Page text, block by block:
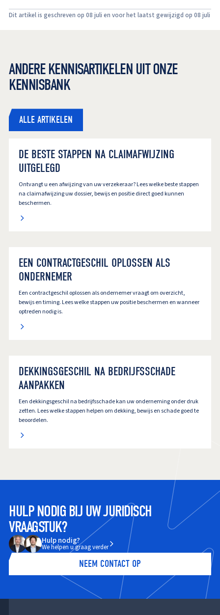
Dit artikel is geschreven op 08 juli en voor het laatst gewijzigd op 08 juli
ANDERE KENNISARTIKELEN UIT ONZE
KENNISBANK
ALLE ARTIKELEN
DE BESTE STAPPEN NA CLAIMAFWIJZING
UITGELEGD
Ontvangt u een afwijzing van uw verzekeraar? Lees welke beste stappen
na claimafwijzing uw dossier, bewijs en positie direct goed kunnen
beschermen.
EEN CONTRACTGESCHIL OPLOSSEN ALS
ONDERNEMER
Een contractgeschil oplossen als ondernemer vraagt om overzicht,
bewijs en timing. Lees welke stappen uw positie beschermen en wanneer
optreden nodig is.
DEKKINGSGESCHIL NA BEDRIJFSSCHADE
AANPAKKEN
Een dekkingsgeschil na bedrijfsschade kan uw onderneming onder druk
zetten. Lees welke stappen helpen om dekking, bewijs en schade goed te
beoordelen.
HULP NODIG BIJ UW JURIDISCH
VRAAGSTUK?
Hulp nodig?
We helpen u graag verder
NEEM CONTACT OP